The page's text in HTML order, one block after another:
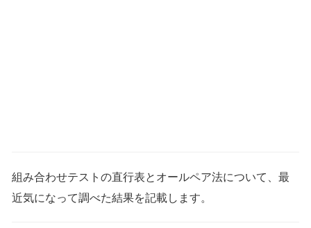
組み合わせテストの直行表とオールペア法について、最
近気になって調べた結果を記載します。